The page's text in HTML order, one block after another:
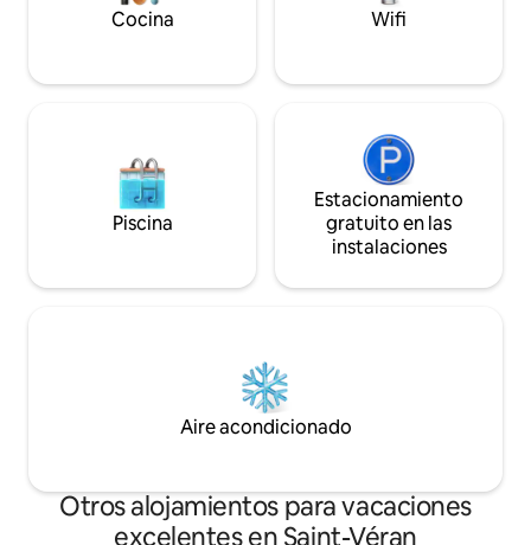
Cocina Wifi
Piscina
Estacionamiento
gratuito en las
instalaciones
Aire acondicionado
Otros alojamientos para vacaciones
excelentes en Saint-Véran